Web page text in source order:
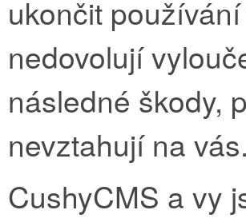
ukončit
nedovolují
následné škody,
nevztahují na vás.
CushyCMS a vy